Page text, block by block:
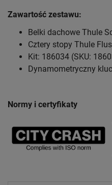
Zawartość zestawu:
Belki dachowe Thule
Cztery stopy Thule
Kit: 186034 (SKU:
Dynamometryczny
Normy i certyfikaty